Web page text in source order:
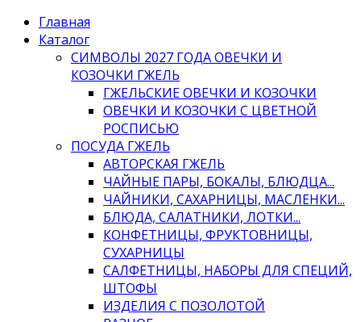
Главная
Каталог
СИМВОЛЫ 2027 ГОДА ОВЕЧКИ И
КОЗОЧКИ ГЖЕЛЬ
ГЖЕЛЬСКИЕ ОВЕЧКИ И КОЗОЧКИ
ОВЕЧКИ И КОЗОЧКИ С ЦВЕТНОЙ
РОСПИСЬЮ
ПОСУДА ГЖЕЛЬ
АВТОРСКАЯ ГЖЕЛЬ
ЧАЙНЫЕ ПАРЫ, БОКАЛЫ, БЛЮДЦА...
ЧАЙНИКИ, САХАРНИЦЫ, МАСЛЕНКИ...
БЛЮДА, САЛАТНИКИ, ЛОТКИ...
КОНФЕТНИЦЫ, ФРУКТОВНИЦЫ,
СУХАРНИЦЫ
САЛФЕТНИЦЫ, НАБОРЫ ДЛЯ СПЕЦИЙ,
ШТОФЫ
ИЗДЕЛИЯ С ПОЗОЛОТОЙ